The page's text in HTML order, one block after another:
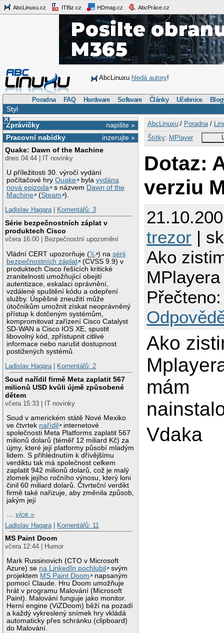
AbcLinuxu.cz ITBiz.cz HDmag.cz AbcPráce.cz
AbcLinuxu hledá autory!
Poradna FAQ Hardware Software Články Učebnice
Styl
×
napište »
Zprávičky
inzerujte »
Pracovní nabídky
Quake: Dawn of the Machine
dnes 04:44 | IT novinky
U příležitosti 30. výročí vydání
počítačové hryQuake bylavydána
nová epizoda
s názvem Dawn of the
Machine
(Steam ).
Ladislav Hagara| Komentářů: 3
Série bezpečnostních záplat v
produktech Cisco
včera 16:00 | Bezpečnostní upozornění
Vládní CERT upozorňuje (𝕏 ) nasérii
bezpečnostních záplat
(CVSS 9.9) v
produktech Cisco řešících kritické
zranitelnosti umožňující obejití
autentizace, eskalaci oprávnění,
vzdálené spuštění kódu a odepření
služby. Úspěšné zneužití může
útočníkům umožnit získat neoprávněný
přístup k dotčeným systémům,
kompromitovat zařízení Cisco Catalyst
SD-WAN a Cisco IOS XE, spustit
libovolný kód, zpřístupnit citlivé
informace nebo narušit dostupnost
postižených systémů.
Ladislav Hagara| Komentářů: 2
Soud nařídil firmě Meta zaplatit 567
milionů USD kvůli újmě způsobené
dětem
včera 15:33 | IT novinky
Soud v americkém státě Nové Mexiko
ve čtvrtek nařídil
internetové
společnosti Meta Platforms zaplatit 567
milionů dolarů (téměř 12 miliard Kč) za
újmy, které její platformy působí mladým
lidem. S přihlédnutím k dřívějšímu
verdiktu tak má společnost celkem
zaplatit 942 milionů dolarů, což je malý
zlomek jejího ročního výnosu, který loni
činil 60 miliard dolarů. Čtvrteční verdikt
firmě také nařizuje, aby změnila způsob,
jakým její
…více »
Ladislav Hagara
Komentářů: 11
MS Paint Doom
včera 12:44 | Humor
Mark Russinovich (CTO v Microsoft
Azure) se na LinkedIn pochlubil
svým
projektem MS Paint Doom
napsaným
pomocí Claude. Hru Doom umožňuje
hrát v programu Malování (Microsoft
Paint). Malování funguje jako monitor.
Herní engine (ViZDoom) běží na pozadí
a každý vykreslený snímek hry vkládá
automaticky přes schránku (clipboard)
do Malování.
AbcLinuxu:/ Poradna/
Štítky: MPlayer
Dotaz:
verziu
trezor |
Ako
MPlayera
Ako
mám
Vdaka